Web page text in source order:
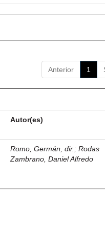
Anterior 1
Autor(es)
Romo, Germán, dir. ;Rodas
Zambrano, Daniel Alfredo